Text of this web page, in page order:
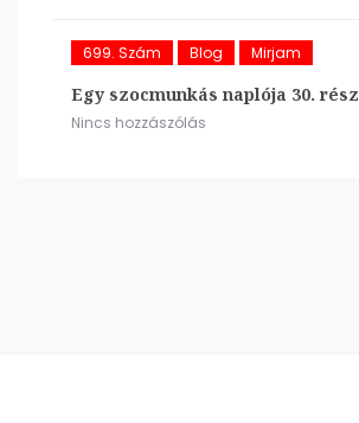
699. Szám Blog Mirjam
Egy szocmunkás naplója 30. rész
Nincs hozzászólás